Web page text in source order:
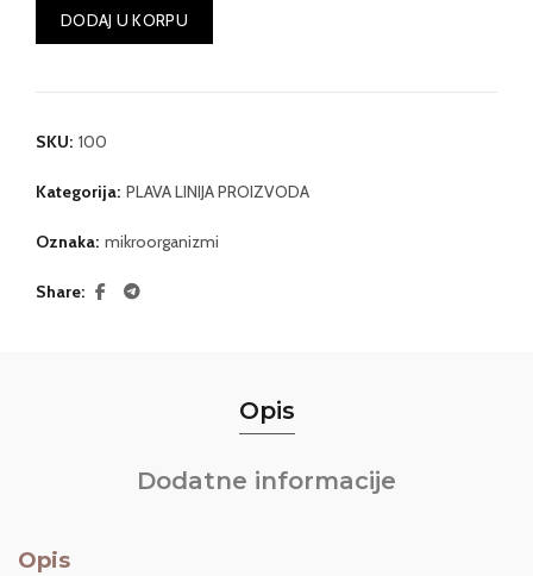
DODAJ U KORPU
SKU: 100
Kategorija: PLAVA LINIJA PROIZVODA
Oznaka: mikroorganizmi
Share
Opis
Dodatne informacije
Opis